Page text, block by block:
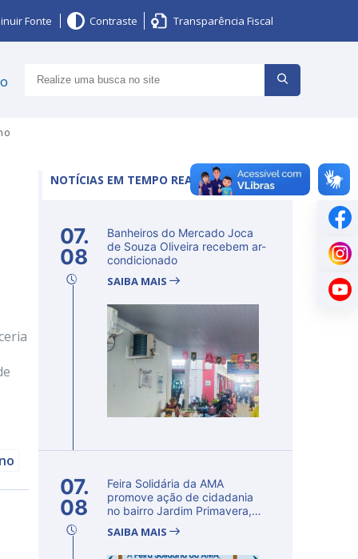
Fonte Contraste Transparência Fiscal
NOTÍCIAS EM TEMPO REAL
07.
08
Banheiros do Mercado Joca
de Souza Oliveira recebem ar-
condicionado
SAIBA MAIS
07.
08
Feira Solidária da AMA
promove ação de cidadania
no bairro Jardim Primavera,
SAIBA MAIS